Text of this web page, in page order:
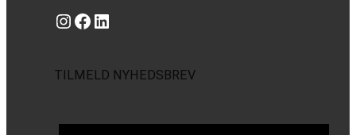
Instagram https://www.facebook.com/danishbeachvolleytour LinkedIn
TILMELD NYHEDSBREV